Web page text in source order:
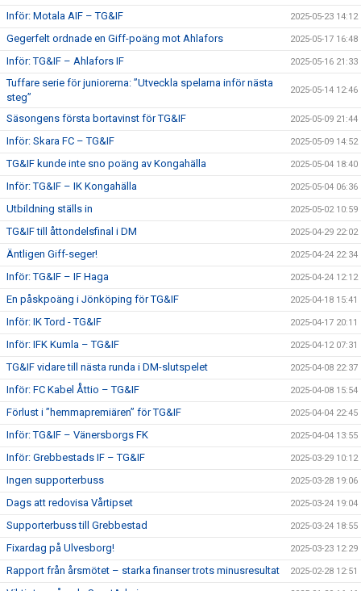
Inför: Motala AIF – TG&IF 2025-05-23 14:12
Gegerfelt ordnade en Giff-poäng mot Ahlafors 2025-05-17 16:48
Inför: TG&IF – Ahlafors IF 2025-05-16 21:33
Tuffare serie för juniorerna: ”Utveckla spelarna inför nästa
steg”
2025-05-14 12:46
Säsongens första bortavinst för TG&IF 2025-05-09 21:44
Inför: Skara FC – TG&IF 2025-05-09 14:52
TG&IF kunde inte sno poäng av Kongahälla 2025-05-04 18:40
Inför: TG&IF – IK Kongahälla 2025-05-04 06:36
Utbildning ställs in 2025-05-02 10:59
TG&IF till åttondelsfinal i DM 2025-04-29 22:02
Äntligen Giff-seger! 2025-04-24 22:34
Inför: TG&IF – IF Haga 2025-04-24 12:12
En påskpoäng i Jönköping för TG&IF 2025-04-18 15:41
Inför: IK Tord - TG&IF 2025-04-17 20:11
Inför: IFK Kumla – TG&IF 2025-04-12 07:31
TG&IF vidare till nästa runda i DM-slutspelet 2025-04-08 22:37
Inför: FC Kabel Åttio – TG&IF 2025-04-08 15:54
Förlust i ”hemmapremiären” för TG&IF 2025-04-04 22:45
Inför: TG&IF – Vänersborgs FK 2025-04-04 13:55
Inför: Grebbestads IF – TG&IF 2025-03-29 10:12
Ingen supporterbuss 2025-03-28 19:06
Dags att redovisa Vårtipset 2025-03-24 19:04
Supporterbuss till Grebbestad 2025-03-24 18:55
Fixardag på Ulvesborg! 2025-03-23 12:29
Rapport från årsmötet – starka finanser trots minusresultat 2025-02-28 12:51